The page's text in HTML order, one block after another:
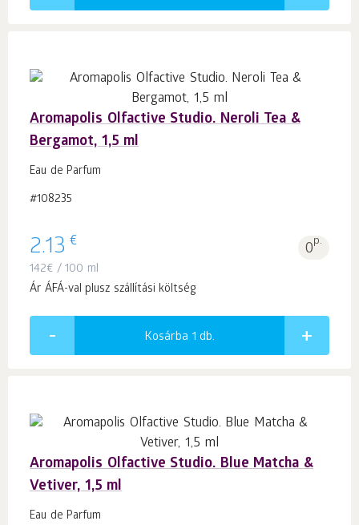
Aromapolis Olfactive Studio. Neroli Tea &
Bergamot, 1,5 ml
Eau de Parfum
#108235
2.13 € 0p.
142€ / 100 ml
Ár ÁFÁ-val plusz szállítási költség
Kosárba 1 db.
Aromapolis Olfactive Studio. Blue Matcha &
Vetiver, 1,5 ml
Eau de Parfum